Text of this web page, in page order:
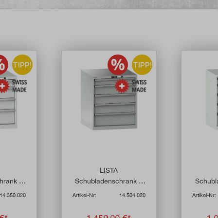
TIPP!
4
kg
14.350.020
TIPP!
LISTA
Schubladenschrank 5
Schubladen, 200 kg
Artikel-Nr: 14.504.020 Artikel-Nr: